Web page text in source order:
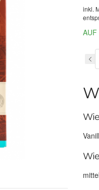
inkl.
AUF